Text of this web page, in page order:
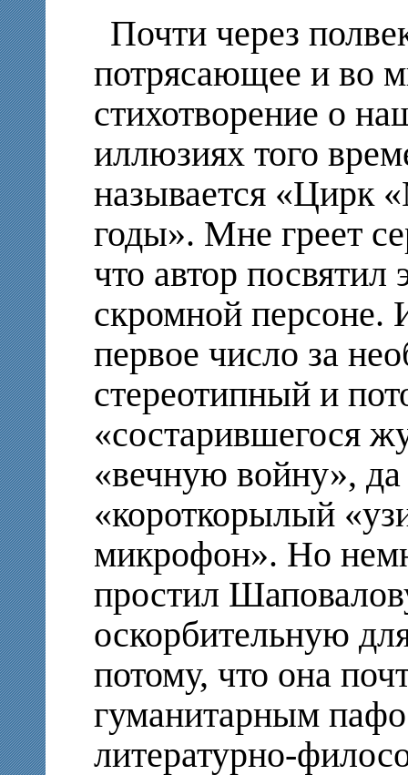
Почти через
потрясающее и во
стихотворение о
иллюзиях того
называется «Цирк
годы». Мне греет
что автор посвятил
скромной персоне.
первое число за
стереотипный и
«состарившегося
«вечную войну»,
«короткорылый
микрофон». Но
простил
оскорбительную
потому, что она
гуманитарным
литературно-